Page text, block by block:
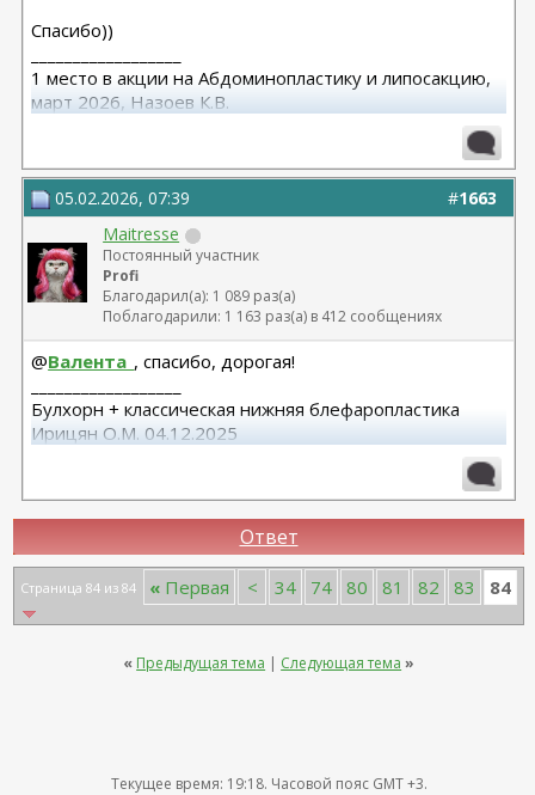
станет больше! Буду с удовольствием следить за вашими
Спасибо))
1 место в акции на Абдоминопластику и липосакцию,
март 2026, Назоев К.В.
Мамопластика, май 2024, Хабаровск Андриенко А.Д.
#1663
05.02.2026, 07:39
Maitresse
Постоянный участник
Profi
Благодарил(а): 1 089 раз(а)
Поблагодарили: 1 163 раз(а) в 412 сообщениях
@Валента_ , спасибо, дорогая!
Булхорн + классическая нижняя блефаропластика
Ирицян О.М. 04.12.2025
Расширенная абдоминопластика + липосакция 360 +
липофилинг средней трети лица Назоев К.В.
Ответ
Страница 84 из 84 « Первая < 34 74 80 81 82 83 84
« Предыдущая тема | Следующая тема »
Текущее время: 19:18. Часовой пояс GMT +3.